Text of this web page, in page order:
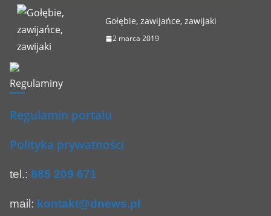
Gołębie, zawijańce, zawijaki
2 marca 2019
Regulaminy
Regulamin portalu
Polityka prywatności
tel.: 885 209 671
mail: kontakt@dnews.pl